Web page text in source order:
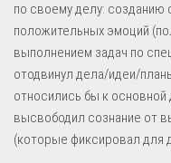
по своему делу: созданию
положительных эмоций
выполнением задач по
отодвинул дела/идеи/
относились бы к
высвободил сознание от
(которые фиксировал для